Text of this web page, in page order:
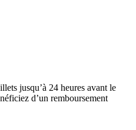
jusqu’à 24 heures avant le
d’un remboursement